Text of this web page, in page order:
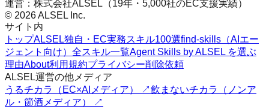
運営：株式会社ALSEL（19年・5,000社のEC支援実績）
© 2026 ALSEL Inc.
サイト内
トップALSEL独自・EC実務スキル100選find-skills（AIエー
ジェント向け） 全スキル一覧Agent Skills by ALSEL を選ぶ
理由About利用規約プライバシー削除依頼
ALSEL運営の他メディア
うるチカラ（EC×AIメディア） ↗飲まないチカラ（ノンア
ル・節酒メディア） ↗